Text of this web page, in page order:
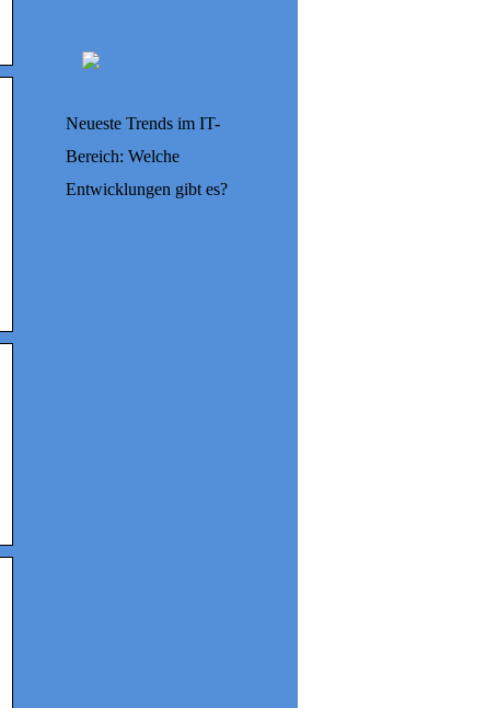
Neueste Trends im IT-
Bereich: Welche
Entwicklungen gibt es?